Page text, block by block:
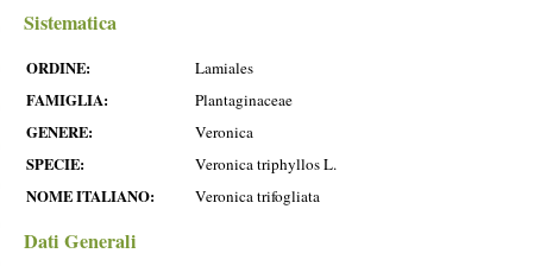
Sistematica
ORDINE:
Lamiales
FAMIGLIA:
Plantaginaceae
GENERE:
Veronica
SPECIE:
Veronica triphyllos L.
NOME ITALIANO:
Veronica trifogliata
Dati Generali